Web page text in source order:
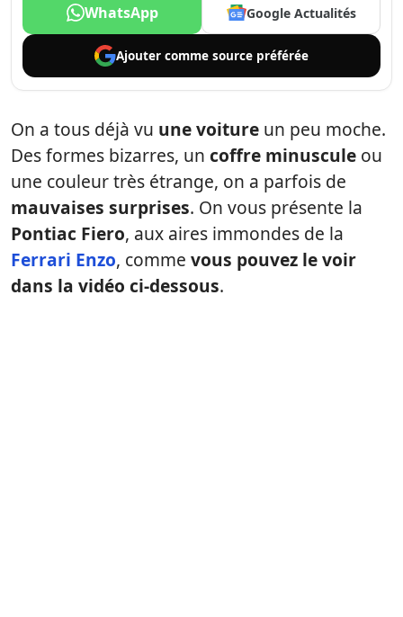
WhatsApp Google Actualités
Ajouter comme source préférée
On a tous déjà vu une voiture un peu moche.
Des formes bizarres, un coffre minuscule ou
une couleur très étrange, on a parfois de
mauvaises surprises. On vous présente la
Pontiac Fiero, aux aires immondes de la
Ferrari Enzo, comme vous pouvez le voir
dans la vidéo ci-dessous.